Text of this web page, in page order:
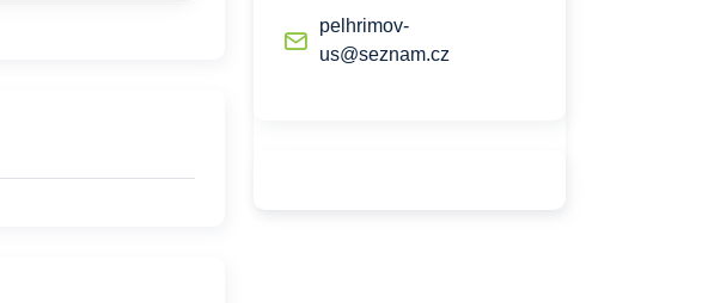
pelhrimov-
us@seznam.cz